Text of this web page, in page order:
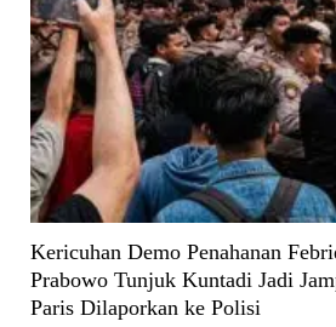
Kericuhan Demo Penahanan
Prabowo Tunjuk Kuntadi Jadi
Paris Dilaporkan ke Polisi